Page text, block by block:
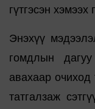
гүтгэсэн
Энэхүү
гомдлын
авахаар очиход
татгалзаж